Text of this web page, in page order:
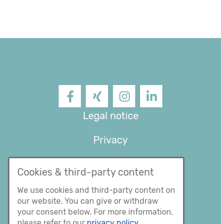
Facebook XING InstagramLinkedIn
Legal notice
Privacy
conditions
Cookies & third-party content
We use cookies and third-party content on
our website. You can give or withdraw
your consent below. For more information,